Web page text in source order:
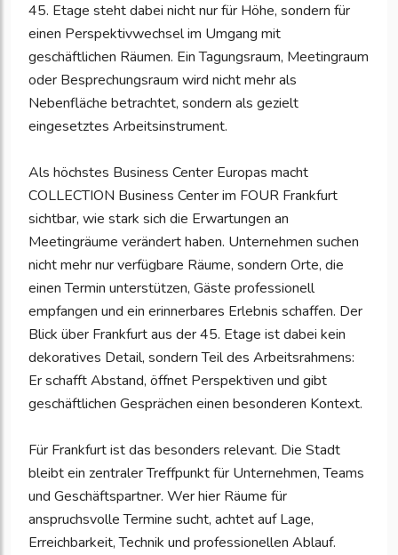
45. Etage steht dabei nicht nur für Höhe, sondern für
einen Perspektivwechsel im Umgang mit
geschäftlichen Räumen. Ein Tagungsraum, Meetingraum
oder Besprechungsraum wird nicht mehr als
Nebenfläche betrachtet, sondern als gezielt
eingesetztes Arbeitsinstrument.
Als höchstes Business Center Europas macht
COLLECTION Business Center im FOUR Frankfurt
sichtbar, wie stark sich die Erwartungen an
Meetingräume verändert haben. Unternehmen suchen
nicht mehr nur verfügbare Räume, sondern Orte, die
einen Termin unterstützen, Gäste professionell
empfangen und ein erinnerbares Erlebnis schaffen. Der
Blick über Frankfurt aus der 45. Etage ist dabei kein
dekoratives Detail, sondern Teil des Arbeitsrahmens:
Er schafft Abstand, öffnet Perspektiven und gibt
geschäftlichen Gesprächen einen besonderen Kontext.
Für Frankfurt ist das besonders relevant. Die Stadt
bleibt ein zentraler Treffpunkt für Unternehmen, Teams
und Geschäftspartner. Wer hier Räume für
anspruchsvolle Termine sucht, achtet auf Lage,
Erreichbarkeit, Technik und professionellen Ablauf.